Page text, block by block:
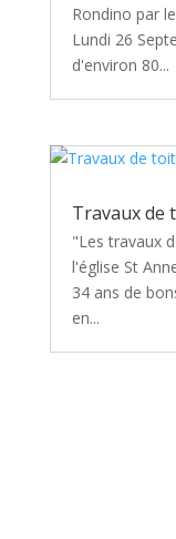
Rondino par
Lundi 26
d'environ 80...
Travaux de
"Les travaux
l'église St
34 ans de
en...